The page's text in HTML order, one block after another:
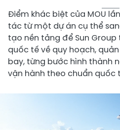
Điểm khác biệt của MOU
tác từ một dự án cụ thể
tạo nền tảng để Sun
quốc tế về quy hoạch,
bay, từng bước hình thành
vận hành theo chuẩn quốc